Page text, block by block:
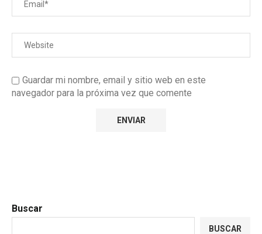
Guardar mi nombre, email y sitio web en este
navegador para la próxima vez que comente
Buscar
BUSCAR